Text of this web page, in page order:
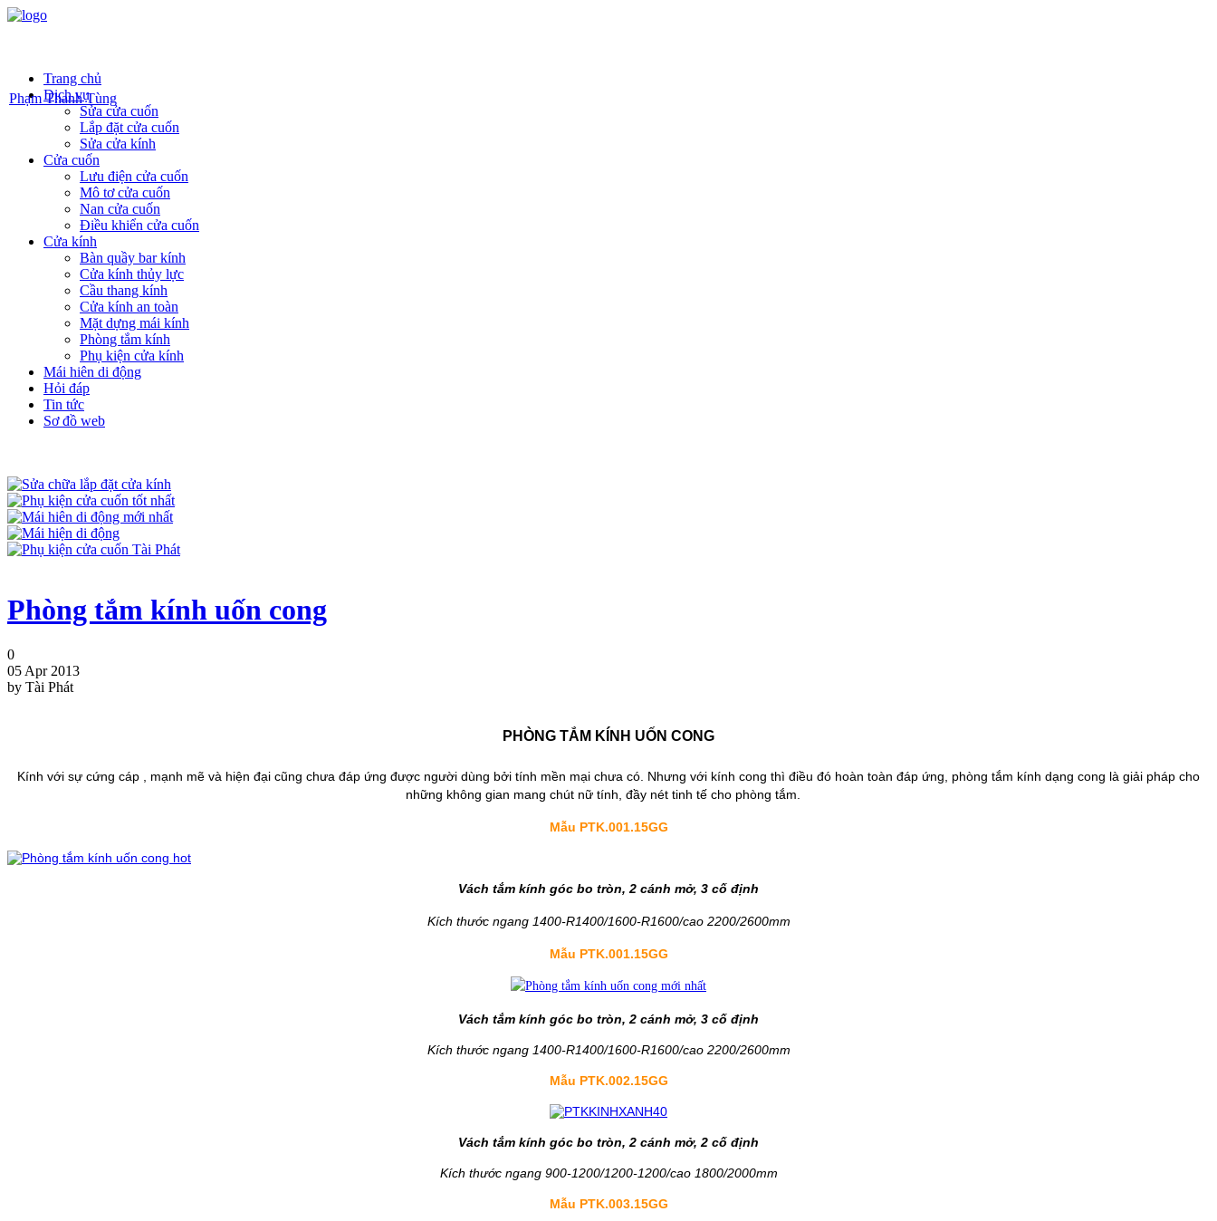
Trang chủ
Dịch vụ
Sửa cửa cuốn
Lắp đặt cửa cuốn
Sửa cửa kính
Cửa cuốn
Lưu điện cửa cuốn
Mô tơ cửa cuốn
Nan cửa cuốn
Điều khiển cửa cuốn
Cửa kính
Bàn quầy bar kính
Cửa kính thủy lực
Cầu thang kính
Cửa kính an toàn
Mặt dựng mái kính
Phòng tắm kính
Phụ kiện cửa kính
Mái hiên di động
Hỏi đáp
Tin tức
Sơ đồ web
Phòng tắm kính uốn cong
0
05 Apr 2013
by Tài Phát
PHÒNG TẮM KÍNH UỐN CONG
Kính với sự cứng cáp , mạnh mẽ và hiện đại cũng chưa đáp ứng được người dùng bởi tính mền mại chưa có. Nhưng với kính cong thì điều đó hoàn toàn đáp ứng, phòng tắm kính dạng cong là giải pháp cho
những không gian mang chút nữ tính, đầy nét tinh tế cho phòng tắm.
Mẫu PTK.001.15GG
Vách tắm kính góc bo tròn, 2 cánh mở, 3 cố định
Kích thước ngang 1400-R1400/1600-R1600/cao 2200/2600mm
Mẫu PTK.001.15GG
Vách tắm kính góc bo tròn, 2 cánh mở, 3 cố định
Kích thước ngang 1400-R1400/1600-R1600/cao 2200/2600mm
Mẫu PTK.002.15GG
Vách tắm kính góc bo tròn, 2 cánh mở, 2 cố định
Kích thước ngang 900-1200/1200-1200/cao 1800/2000mm
Mẫu PTK.003.15GG
Phạm Thanh Tùng